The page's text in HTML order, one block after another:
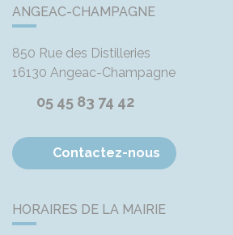
ANGEAC-CHAMPAGNE
850 Rue des Distilleries
16130 Angeac-Champagne
05 45 83 74 42
Contactez-nous
HORAIRES DE LA MAIRIE